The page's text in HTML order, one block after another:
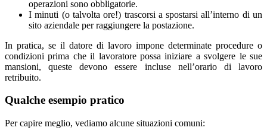
operazioni sono obbligatorie.
I minuti (o talvolta ore!) trascorsi a spostarsi all’interno di un
sito aziendale per raggiungere la postazione.
In pratica, se il datore di lavoro impone determinate procedure o
condizioni prima che il lavoratore possa iniziare a svolgere le sue
mansioni, queste devono essere incluse nell’orario di lavoro
retribuito.
Qualche esempio pratico
Per capire meglio, vediamo alcune situazioni comuni: